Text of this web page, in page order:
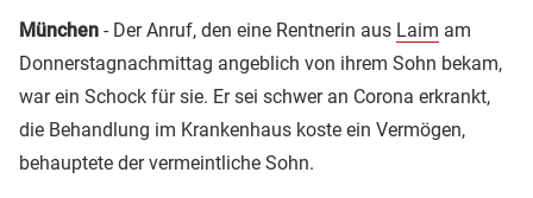
München - Der Anruf, den eine Rentnerin aus Laim am
Donnerstagnachmittag angeblich von ihrem Sohn bekam,
war ein Schock für sie. Er sei schwer an Corona erkrankt,
die Behandlung im Krankenhaus koste ein Vermögen,
behauptete der vermeintliche Sohn.